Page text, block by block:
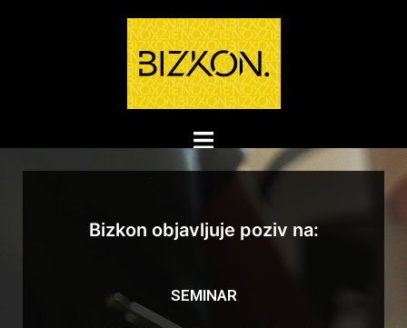
Bizkon objavljuje poziv na:
SEMINAR